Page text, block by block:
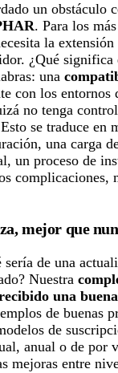
un obstáculo
. Para los
la
¿Qué significa
una
con los entornos
no tenga
se traduce en
una carga
un proceso de
complicaciones,
mejor que
sería de una
Nuestra
una
de buenas
de
anual o de por
mejoras entre